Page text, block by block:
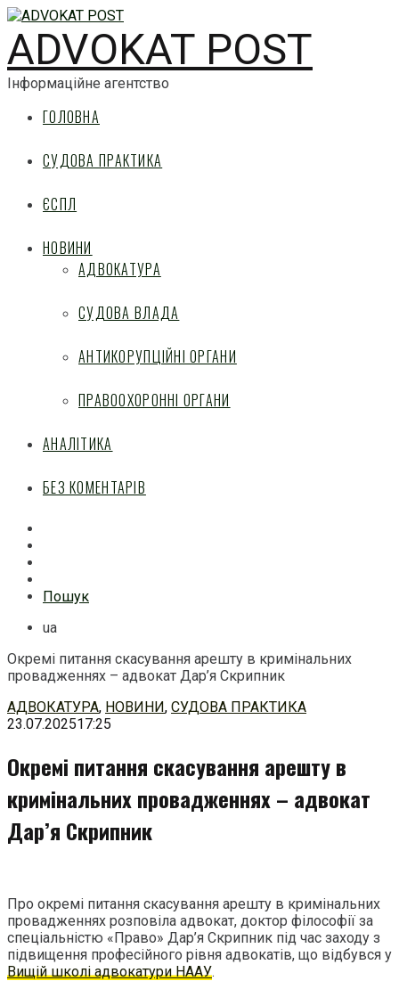
ADVOKAT POST
Інформаційне агентство
ГОЛОВНА
СУДОВА ПРАКТИКА
ЄСПЛ
НОВИНИ
АДВОКАТУРА
СУДОВА ВЛАДА
АНТИКОРУПЦІЙНІ ОРГАНИ
ПРАВООХОРОННІ ОРГАНИ
АНАЛІТИКА
БЕЗ КОМЕНТАРІВ
Пошук
ua
Окремі питання скасування арешту в кримінальних
провадженнях – адвокат Дар’я Скрипник
Перейти
до
АДВОКАТУРА, НОВИНИ, СУДОВА ПРАКТИКА
23.07.202517:25
Окремі питання скасування арешту в
кримінальних провадженнях – адвокат
Дар’я Скрипник
Про окремі питання скасування арешту в кримінальних
провадженнях розповіла адвокат, доктор філософії за
спеціальністю «Право» Дар’я Скрипник під час заходу з
підвищення професійного рівня адвокатів, що відбувся у
Вищій школі адвокатури НААУ.